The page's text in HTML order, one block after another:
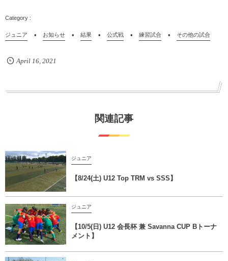
ジュニア お知らせ 結果 公式戦 練習試合 その他の試合
April 16, 2021
関連記事
ジュニア
【8/24(土) U12 Top TRM vs SSS】
ジュニア
【10/5(日) U12 会長杯 兼 Savanna CUP Bトーナ
メント】